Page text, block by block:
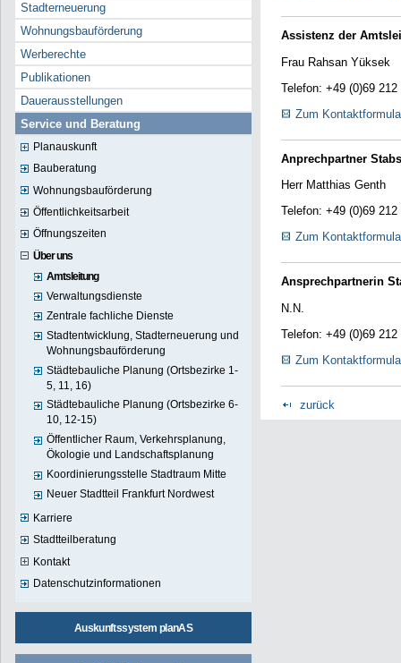
Stadterneuerung
Wohnungsbauförderung
Werberechte
Publikationen
Dauerausstellungen
Service und Beratung
Planauskunft
Bauberatung
Wohnungsbauförderung
Öffentlichkeitsarbeit
Öffnungszeiten
Über uns
Amtsleitung
Verwaltungsdienste
Zentrale fachliche Dienste
Stadtentwicklung, Stadterneuerung und
Wohnungsbauförderung
Städtebauliche Planung (Ortsbezirke 1-
5, 11, 16)
Städtebauliche Planung (Ortsbezirke 6-
10, 12-15)
Öffentlicher Raum, Verkehrsplanung,
Ökologie und Landschaftsplanung
Koordinierungsstelle Stadtraum Mitte
Neuer Stadtteil Frankfurt Nordwest
Karriere
Stadtteilberatung
Kontakt
Datenschutzinformationen
Auskunftssystem planAS
Assistenz der
Frau Rahsan Yüksek
Telefon: +49 (0)69 212
Zum
Anprechpartner
Herr Matthias Genth
Telefon: +49 (0)69 212
Zum
Ansprechpartnerin
N.N.
Telefon: +49 (0)69 212
Zum
zurück